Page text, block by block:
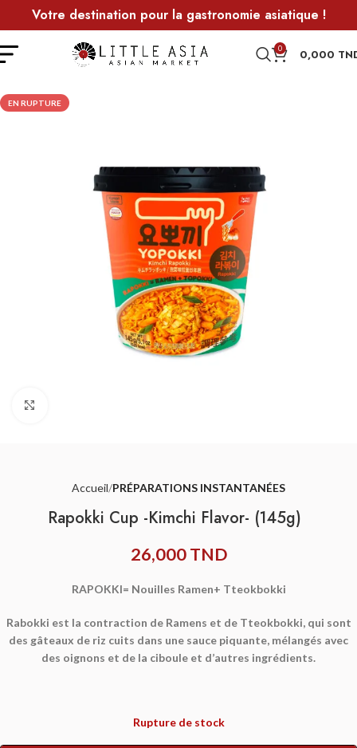
Votre destination pour la gastronomie asiatique !
0 0,000
EN RUPTURE
Accueil PRÉPARATIONS INSTANTANÉES
Rapokki Cup -Kimchi Flavor- (145g)
26,000TND
RAPOKKI= Nouilles Ramen+ Tteokbokki
Rabokki est la contraction de Ramens et de Tteokbokki, qui sont
des gâteaux de riz cuits dans une sauce piquante, mélangés avec
des oignons et de la ciboule et d’autres ingrédients.
Rupture de stock